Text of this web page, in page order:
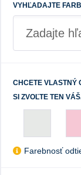
VYHĽADAJTE
CHCETE VLASTNÝ
SI ZVOĽTE TEN
Farebnosť